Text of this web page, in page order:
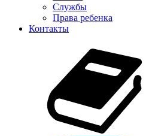
Службы
Права ребенка
Контакты